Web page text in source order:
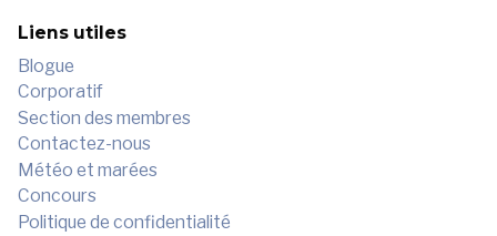
Liens utiles
Blogue
Corporatif
Section des membres
Contactez-nous
Météo et marées
Concours
Politique de confidentialité